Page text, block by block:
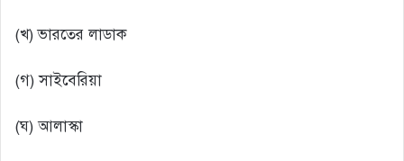
(খ) ভারতের লাডাক
(গ) সাইবেরিয়া
(ঘ) আলাস্কা